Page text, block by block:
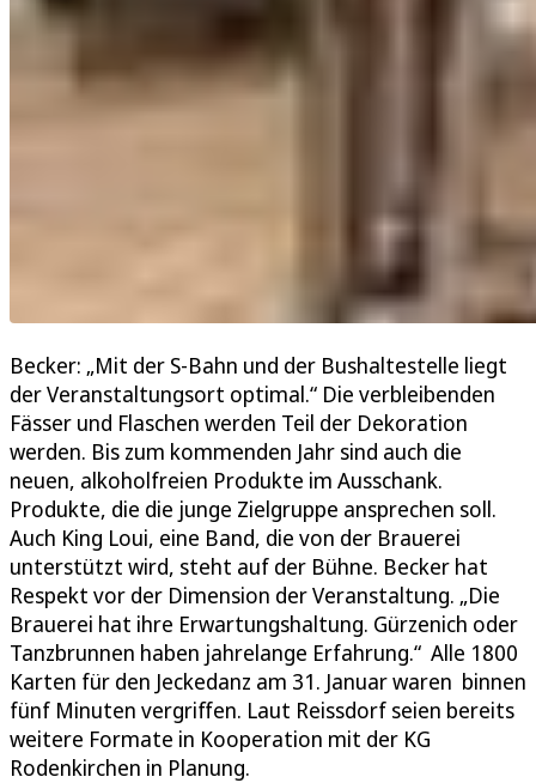
Becker: „Mit der S-Bahn und der Bushaltestelle liegt
der Veranstaltungsort optimal.“ Die verbleibenden
Fässer und Flaschen werden Teil der Dekoration
werden. Bis zum kommenden Jahr sind auch die
neuen, alkoholfreien Produkte im Ausschank.
Produkte, die die junge Zielgruppe ansprechen soll.
Auch King Loui, eine Band, die von der Brauerei
unterstützt wird, steht auf der Bühne. Becker hat
Respekt vor der Dimension der Veranstaltung. „Die
Brauerei hat ihre Erwartungshaltung. Gürzenich oder
Tanzbrunnen haben jahrelange Erfahrung.“ Alle 1800
Karten für den Jeckedanz am 31. Januar waren binnen
fünf Minuten vergriffen. Laut Reissdorf seien bereits
weitere Formate in Kooperation mit der KG
Rodenkirchen in Planung.